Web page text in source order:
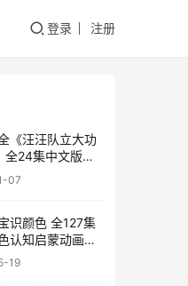
登录 注册
《汪汪队立大功
全24集中文版高
百度网盘免费下
07
识颜色 全127集
认知启蒙动画片
下载
19